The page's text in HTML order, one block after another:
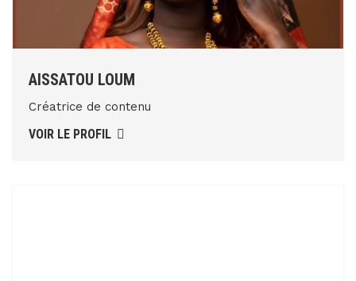
AISSATOU LOUM
Créatrice de contenu
VOIR LE PROFIL